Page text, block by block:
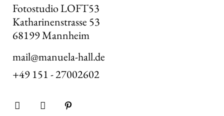
Fotostudio LOFT53
Katharinenstrasse 53
68199 Mannheim
mail@manuela-hall.de
+49 151 - 27002602